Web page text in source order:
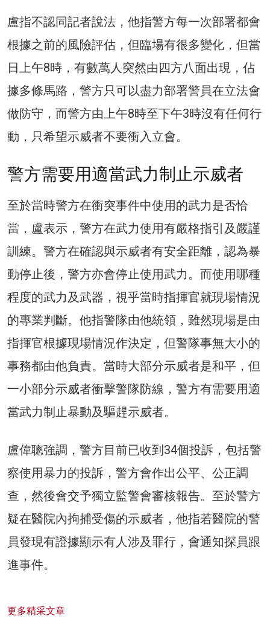
盧指不認同記者說法，他指警方每一次部署都會
根據之前的風險評估，但臨場有很多變化，但當
日上午8時，有數萬人突然由四方八面出現，佔
據多條馬路，警方只可以盡力部署警員在立法會
做防守，而警方由上午8時至下午3時沒有任何行
動，只希望示威者不要衝入立會。
警方需要用適當武力制止示威者
至於當時警方在衝突事件中使用的武力是否恰
當，盧表示，警方在武力使用有嚴格指引及嚴謹
訓練。警方在確認與示威者有安全距離，認為暴
動停止後，警方亦會停止使用武力。而使用哪種
程度的武力及武器，視乎當時指揮官就現場情況
的專業判斷。他指警隊由他統領，雖然現場是由
指揮官根據現場情況作決定，但警隊事無大小的
事務都由他負責。當時大部分示威者是和平，但
一小部分示威者衝擊警隊防線，警方有需要用適
當武力制止暴動及驅趕示威者。
盧偉聰強調，警方目前已收到34個投訴，包括警
察使用暴力的投訴，警方會作出公平、公正調
查，然後會交予獨立監警會審核報告。至於警方
疑在醫院內拘捕受傷的示威者，他指若醫院的警
員發現有證據顯示有人涉及罪行，會通知探員跟
進事件。
更多精采文章